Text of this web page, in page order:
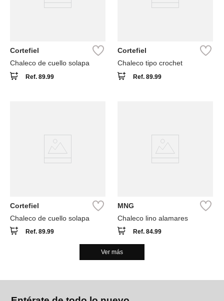
Cortefiel
Chaleco de cuello solapa
Ref. 89.99
Cortefiel
Chaleco tipo crochet
Ref. 89.99
Cortefiel
Chaleco de cuello solapa
Ref. 89.99
MNG
Chaleco lino alamares
Ref. 84.99
Ver más